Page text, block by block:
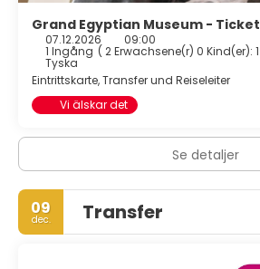
Grand Egyptian Museum - Ticket
07.12.2026 09:00
1 Ingång ( 2 Erwachsene(r) 0 Kind(er): 1
Tyska
Eintrittskarte, Transfer und Reiseleiter
Vi älskar det
Se detaljer
09
dec. Transfer